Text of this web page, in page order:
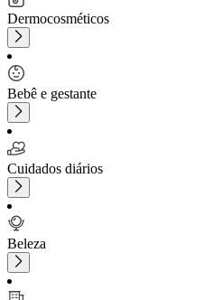
Dermocosméticos
Bebê e gestante
Cuidados diários
Beleza